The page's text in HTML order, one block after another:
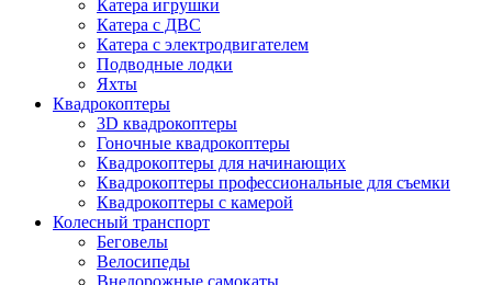
Катера игрушки
Катера с ДВС
Катера с электродвигателем
Подводные лодки
Яхты
Квадрокоптеры
3D квадрокоптеры
Гоночные квадрокоптеры
Квадрокоптеры для начинающих
Квадрокоптеры профессиональные для съемки
Квадрокоптеры с камерой
Колесный транспорт
Беговелы
Велосипеды
Внедорожные самокаты